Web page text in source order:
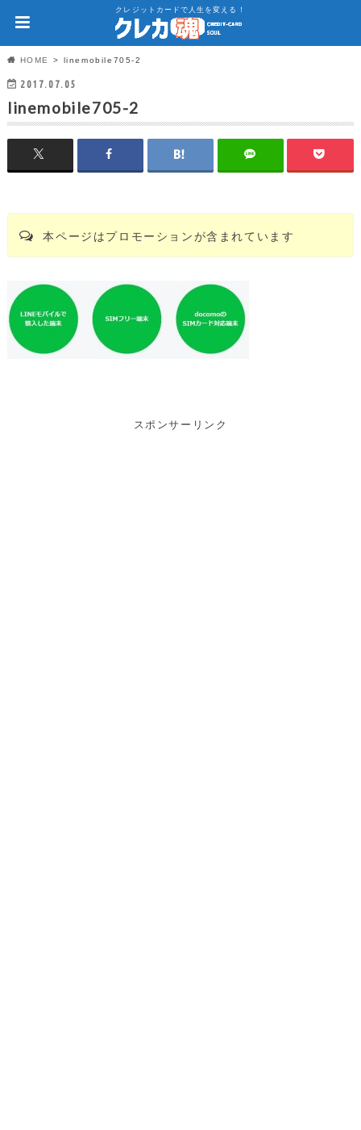
クレジットカードで人生を変える！
HOME linemobile705-2
2017.07.05
linemobile705-2
本ページはプロモーションが含まれています
スポンサーリンク